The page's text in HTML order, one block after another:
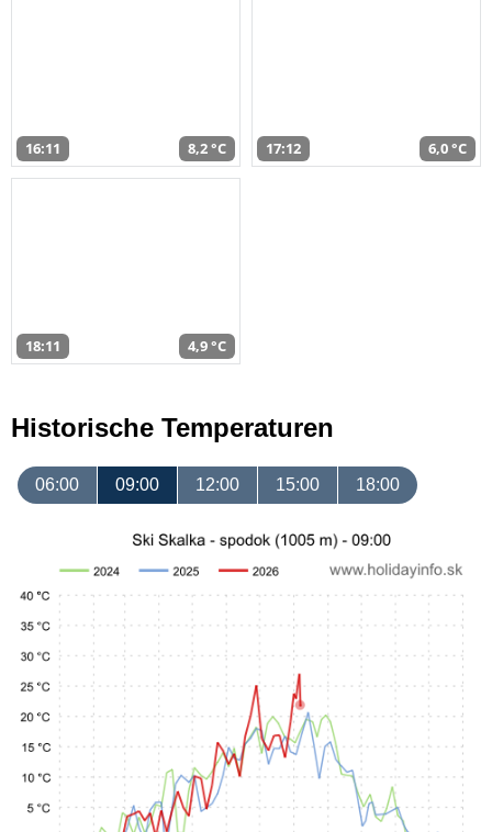
16:11 8,2 °C 17:12 6,0 °C
18:11 4,9 °C
Historische Temperaturen
06:00 09:00 12:00 15:00 18:00